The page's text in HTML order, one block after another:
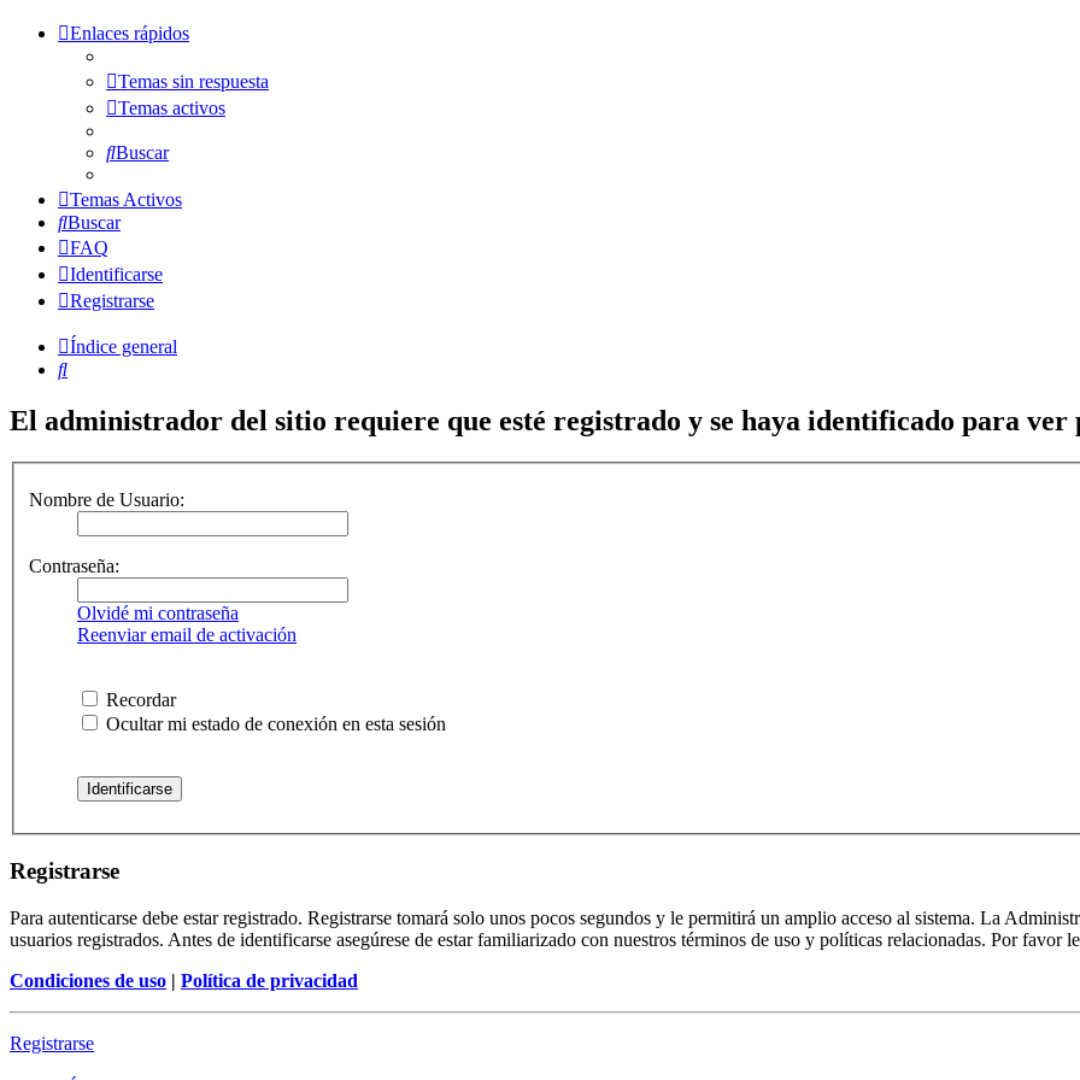
Enlaces rápidos
Temas sin respuesta
Temas activos
Buscar
Temas Activos
Buscar
FAQ
Identificarse
Registrarse
Índice general
Buscar
El administrador del sitio requiere que esté registrado y se haya identificado para ver
Nombre de Usuario:
Contraseña:
Olvidé mi contraseña
Reenviar email de activación
Recordar
Ocultar mi estado de conexión en esta sesión
Registrarse
Para autenticarse debe estar registrado. Registrarse tomará solo unos pocos segundos y le permitirá un amplio acceso al sistema. La
usuarios registrados. Antes de identificarse asegúrese de estar familiarizado con nuestros términos de uso y políticas relacionadas. Por favor
Condiciones de uso | Política de privacidad
Registrarse